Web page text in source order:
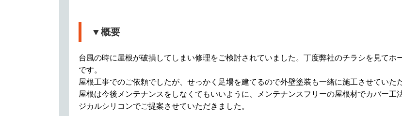
▼概要
台風の時に屋根が破損してしまい修理をご検討されていました。丁度弊社のチラシを見てホ
です。
屋根工事でのご依頼でしたが、せっかく足場を建てるので外壁塗装も一緒に施工させていた
屋根は今後メンテナンスをしなくてもいいように、メンテナンスフリーの屋根材でカバー工
ジカルシリコンでご提案させていただきました。